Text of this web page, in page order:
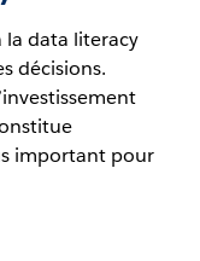
la data literacy
décisions.
important pour